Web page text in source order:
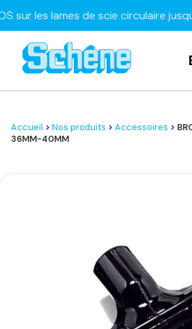
les lames de scie circulaire jusque
Accueil > Nos produits > Accessoires >
36MM-40MM